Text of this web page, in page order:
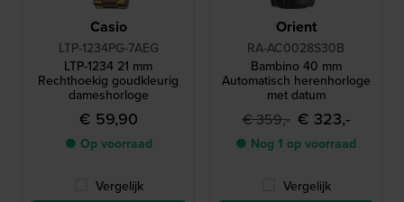
Casio
LTP-1234PG-7AEG
LTP-1234 21 mm
Rechthoekig goudkleurig
dameshorloge
€ 59,90
● Op voorraad
Vergelijk
Orient
RA-AC0028S30B
Bambino 40 mm
Automatisch herenhorloge
met datum
€ 359,- € 323,-
● Nog 1 op voorraad
Vergelijk